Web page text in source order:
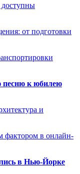
доступны
от подготовки
песню к юбилею
и
фактором в онлайн-
в Нью-Йорке